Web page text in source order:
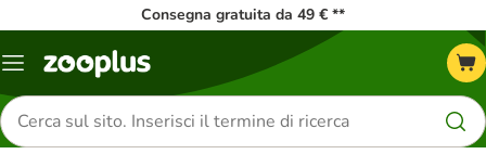
Consegna gratuita da 49 € **
Overview
Cerca
prodotti